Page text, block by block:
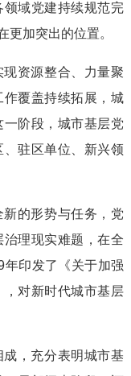
域党建持续规范完
更加突出的位置。
资源整合、力量聚
覆盖持续拓展，城
阶段，城市基层党
驻区单位、新兴领
的形势与任务，党
理现实难题，在全
印发了《关于加强
对新时代城市基层
，充分表明城市基